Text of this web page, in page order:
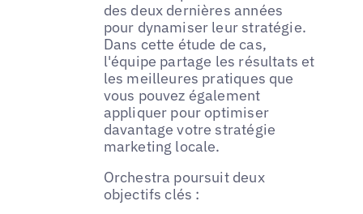
des deux dernières années
pour dynamiser leur stratégie.
Dans cette étude de cas,
l'équipe partage les résultats et
les meilleures pratiques que
vous pouvez également
appliquer pour optimiser
davantage votre stratégie
marketing locale.
Orchestra poursuit deux
objectifs clés :